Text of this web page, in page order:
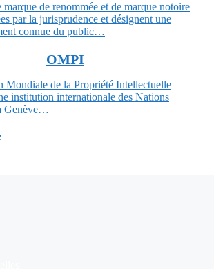
de renommée et de marque notoire
par la jurisprudence et désignent une
connue du public…
OMPI
Mondiale de la Propriété Intellectuelle
institution internationale des Nations
Genève…